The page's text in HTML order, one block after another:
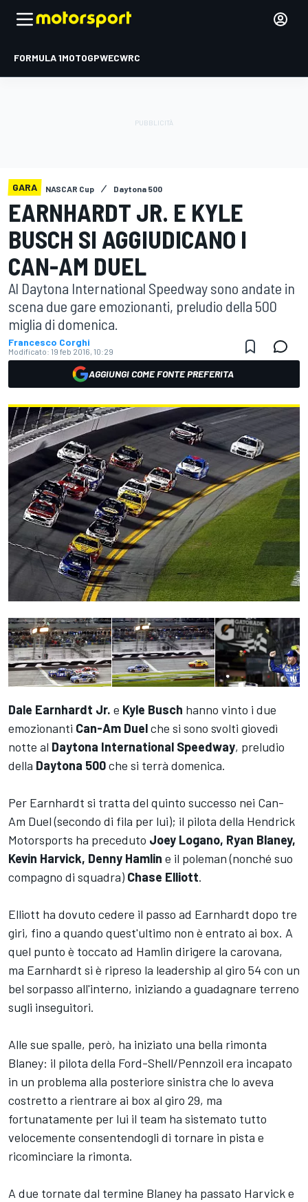
FORMULA 1MOTOGPWECWRC
GARA NASCAR Cup Daytona 500
EARNHARDT JR. E KYLE
BUSCH SI AGGIUDICANO I
CAN-AM DUEL
Al Daytona International Speedway sono andate in
scena due gare emozionanti, preludio della 500
miglia di domenica.
Francesco Corghi
Modificato: 19 feb 2016, 10:29
AGGIUNGI COME FONTE PREFERITA
Dale Earnhardt Jr. e Kyle Busch hanno vinto i due
emozionanti Can-Am Duelche si sono svolti giovedì
notte al Daytona International Speedway, preludio
della Daytona 500che si terrà domenica.
Per Earnhardt si tratta del quinto successo nei Can-
Am Duel (secondo di fila per lui); il pilota della Hendrick
Motorsports ha preceduto Joey Logano, Ryan Blaney,
Kevin Harvick, Denny Hamlin e il poleman (nonché suo
compagno di squadra) Chase Elliott.
Elliott ha dovuto cedere il passo ad Earnhardt dopo tre
giri, fino a quando quest'ultimo non è entrato ai box. A
quel punto è toccato ad Hamlin dirigere la carovana,
ma Earnhardt si è ripreso la leadership al giro 54 con un
bel sorpasso all'interno, iniziando a guadagnare terreno
sugli inseguitori.
Alle sue spalle, però, ha iniziato una bella rimonta
Blaney: il pilota della Ford-Shell/Pennzoil era incapato
in un problema alla posteriore sinistra che lo aveva
costretto a rientrare ai box al giro 29, ma
fortunatamente per lui il team ha sistemato tutto
velocemente consentendogli di tornare in pista e
ricominciare la rimonta.
A due tornate dal termine Blaney ha passato Harvick e